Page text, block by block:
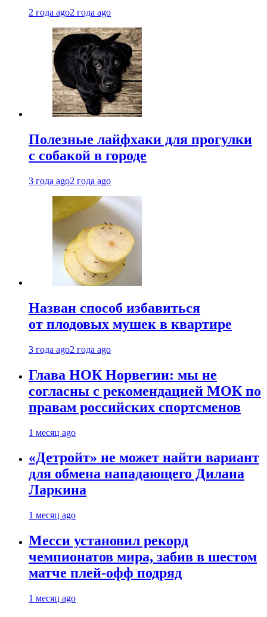
2 года ago2 года ago
Полезные лайфхаки для прогулки
с собакой в городе
3 года ago2 года ago
Назван способ избавиться
от плодовых мушек в квартире
3 года ago2 года ago
Глава НОК Норвегии: мы не
согласны с рекомендацией МОК по
правам российских спортсменов
1 месяц ago
«Детройт» не может найти вариант
для обмена нападающего Дилана
Ларкина
1 месяц ago
Месси установил рекорд
чемпионатов мира, забив в шестом
матче плей‑офф подряд
1 месяц ago